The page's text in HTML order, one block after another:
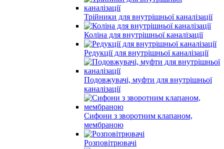
Трійники для внутрішньої каналізації
Коліна для внутрішньої каналізації
Редукції для внутрішньої каналізації
Подовжувачі, муфти для внутрішньої
каналізації
Сифони з зворотним клапаном,
мембраною
Розповітрювачі